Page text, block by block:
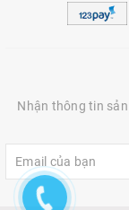
Nhận thông tin